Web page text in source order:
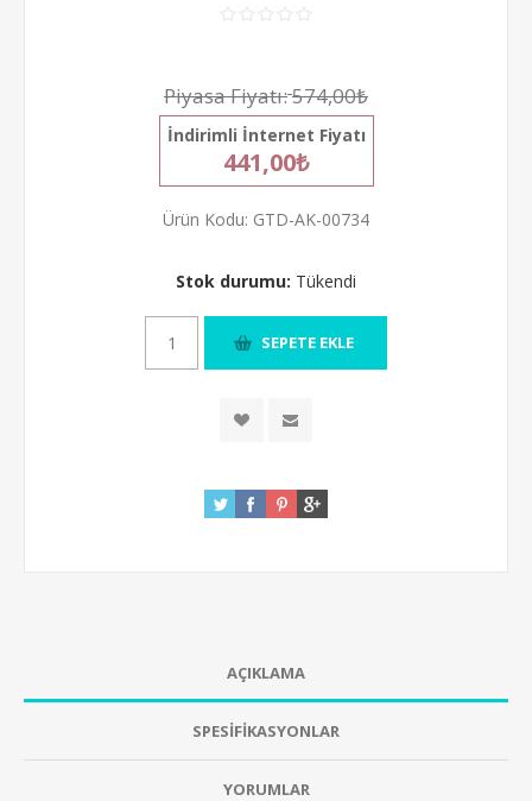
Piyasa Fiyatı:574,00₺
İndirimli İnternet Fiyatı
441,00₺
Ürün Kodu: GTD-AK-00734
Stok durumu: Tükendi
AÇIKLAMA
SPESİFİKASYONLAR
YORUMLAR